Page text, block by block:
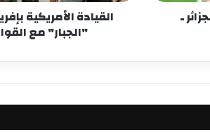
ـ ‪القيادة الأمريكية
"الجبار" مع